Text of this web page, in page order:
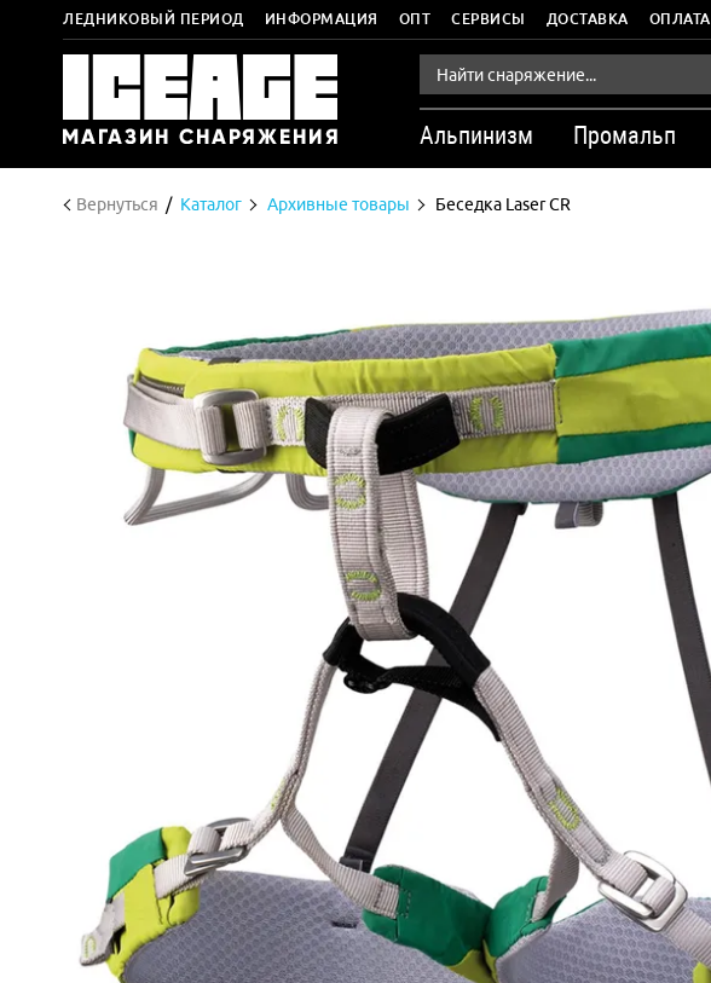
ЛЕДНИКОВЫЙ ПЕРИОД ИНФОРМАЦИЯ ОПТ СЕРВИСЫ ДОСТАВКА ОПЛАТА
Альпинизм Промальп
Вернуться Каталог Архивные товары Беседка Laser CR